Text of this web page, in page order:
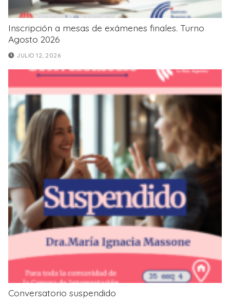
Inscripción a mesas de exámenes finales. Turno
Agosto 2026
JULIO 12, 2026
Conversatorio suspendido